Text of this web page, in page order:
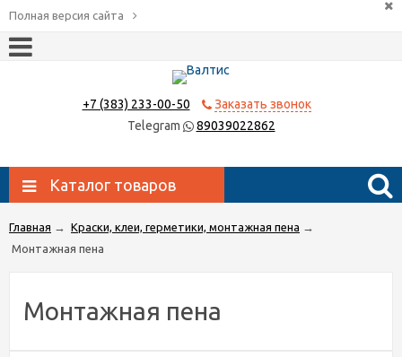
Полная версия сайта
+7 (383) 233-00-50
Заказать звонок
Telegram
89039022862
Каталог товаров
Главная → Краски, клеи, герметики, монтажная пена →
Монтажная пена
Монтажная пена